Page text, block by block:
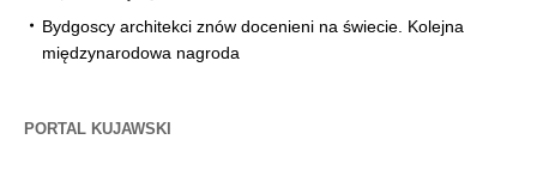
Bydgoscy architekci znów docenieni na świecie. Kolejna
międzynarodowa nagroda
PORTAL KUJAWSKI